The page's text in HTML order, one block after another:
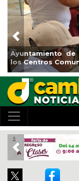
Municipio
el boulevard 5 de
Previous
Previous